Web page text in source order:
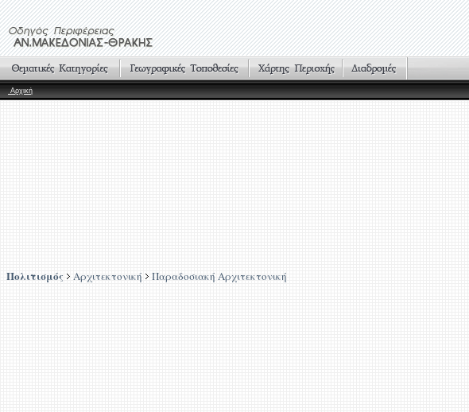
Αρχική
Πολιτισμός Αρχιτεκτονική Παραδοσιακή Αρχιτεκτονική